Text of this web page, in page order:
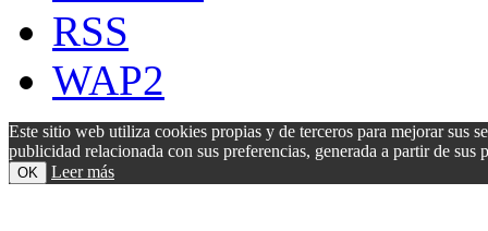
RSS
WAP2
Este sitio web utiliza cookies propias y de terceros para mejorar sus
publicidad relacionada con sus preferencias, generada a partir de
OK Leer más